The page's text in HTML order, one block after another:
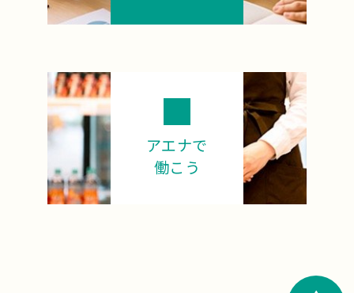
アエナで
働こう